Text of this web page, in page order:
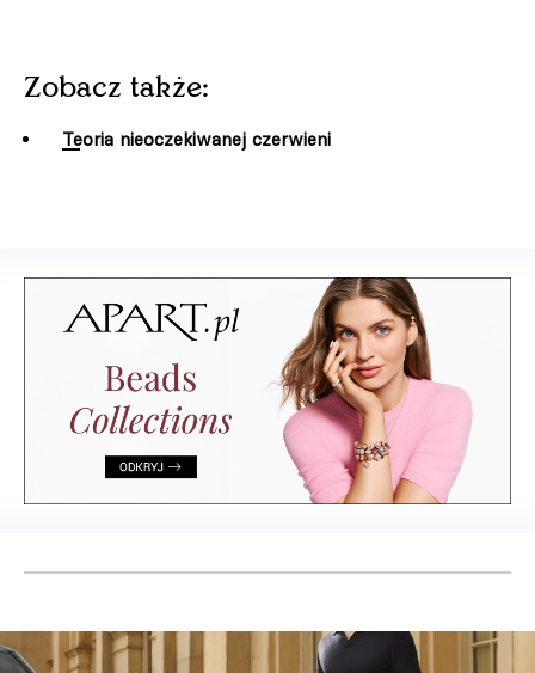
Zobacz także:
Teoria nieoczekiwanej czerwieni